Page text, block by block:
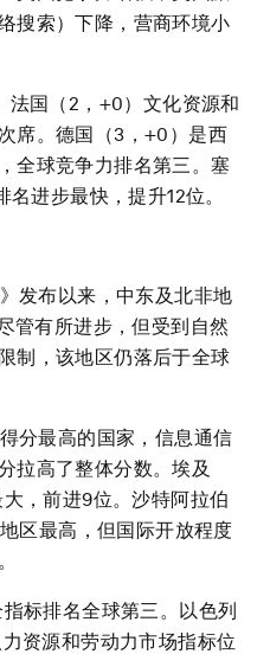
搜索）下降，营商环境小
法国（2，+0）文化资源和
席。德国（3，+0）是西
全球竞争力排名第三。塞
进步最快，提升12位。
发布以来，中东及北非地
管有所进步，但受到自然
制，该地区仍落后于全球
分最高的国家，信息通信
拉高了整体分数。埃及
，前进9位。沙特阿拉伯
区最高，但国际开放程度
标排名全球第三。以色列
资源和劳动力市场指标位